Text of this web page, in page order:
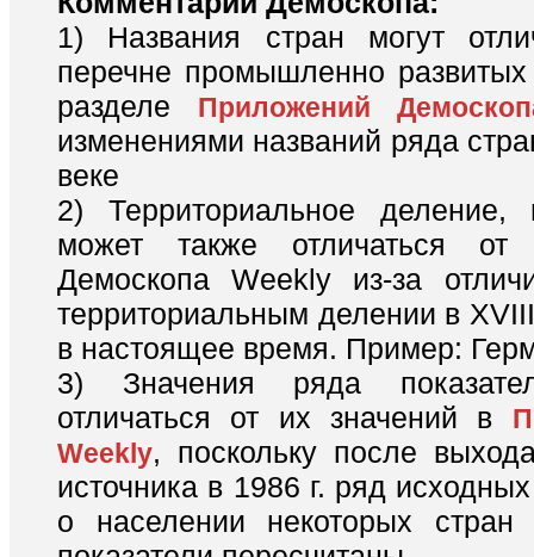
1) Названия стран могут
перечне промышленно
разделе Приложений
изменениями названий ряда
веке
2) Территориальное деление,
может также отличаться от
Демоскопа Weekly из-за
территориальным делении в
в настоящее время. Пример:
3) Значения ряда
отличаться от их значений в
Weekly, поскольку после
источника в 1986 г. ряд
о населении некоторых